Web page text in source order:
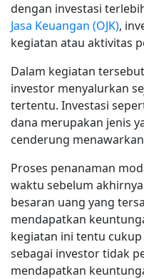
dengan investasi
Jasa Keuangan (OJK),
kegiatan atau aktivitas
Dalam kegiatan
investor menyalurkan
tertentu. Investasi
dana merupakan jenis
cenderung
Proses penanaman
waktu sebelum
besaran uang yang
mendapatkan
kegiatan ini tentu
sebagai investor tidak
mendapatkan